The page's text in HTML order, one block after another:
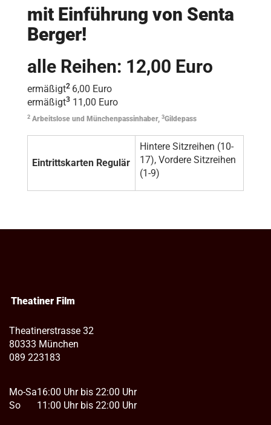
mit Einführung von Senta
Berger!
alle Reihen: 12,00 Euro
ermäßigt2 6,00 Euro
ermäßigt3 11,00 Euro
2 Arbeitslose und Münchenpassinhaber, 3Gildepass
Eintrittskarten Regulär
Hintere Sitzreihen (10-
17), Vordere Sitzreihen
(1-9)
Theatiner Film
Theatinerstrasse 32
80333 München
089 223183
Mo-Sa
So
16:00 Uhr bis 22:00 Uhr
11:00 Uhr bis 22:00 Uhr